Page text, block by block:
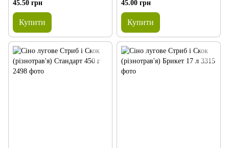
45.50 грн
Купити
45.00 грн
Купити